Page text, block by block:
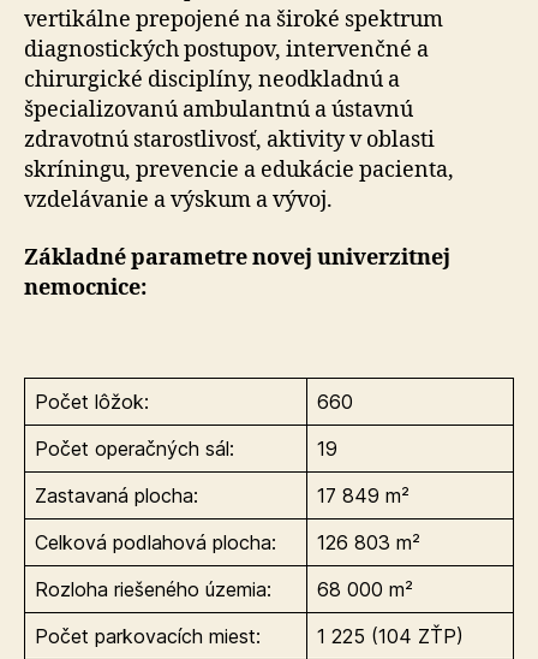
vertikálne prepojené na široké spektrum
diagnostických postupov, intervenčné a
chirurgické disciplíny, neodkladnú a
špecializovanú ambulantnú a ústavnú
zdravotnú starostlivosť, aktivity v oblasti
skríningu, prevencie a edukácie pacienta,
vzdelávanie a výskum a vývoj.
Základné parametre novej univerzitnej
nemocnice:
Počet lôžok:
660
Počet operačných sál:
19
Zastavaná plocha:
17 849 m²
Celková podlahová plocha:
126 803 m²
Rozloha riešeného územia:
68 000 m²
Počet parkovacích miest:
1 225 (104 ZŤP)